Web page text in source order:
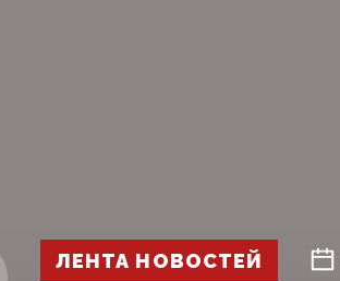
ЛЕНТА НОВОСТЕЙ